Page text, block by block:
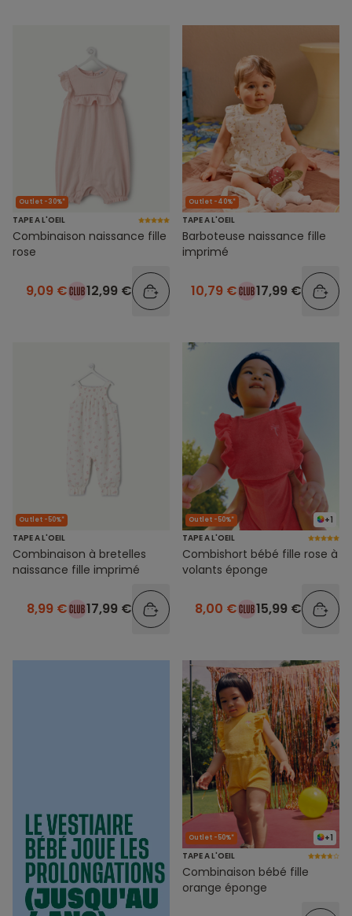
Outlet -30%*
TAPE A L'OEIL
Combinaison naissance fille
rose
9,09 € 12,99 €
Outlet -40%*
TAPE A L'OEIL
Barboteuse naissance fille
imprimé
10,79 € 17,99 €
Outlet -50%*
TAPE A L'OEIL
Combinaison à bretelles
naissance fille imprimé
8,99 € 17,99 €
+1
Outlet -50%*
TAPE A L'OEIL
Combishort bébé fille rose à
volants éponge
8,00 € 15,99 €
+1
Outlet -50%*
TAPE A L'OEIL
Combinaison bébé fille
orange éponge